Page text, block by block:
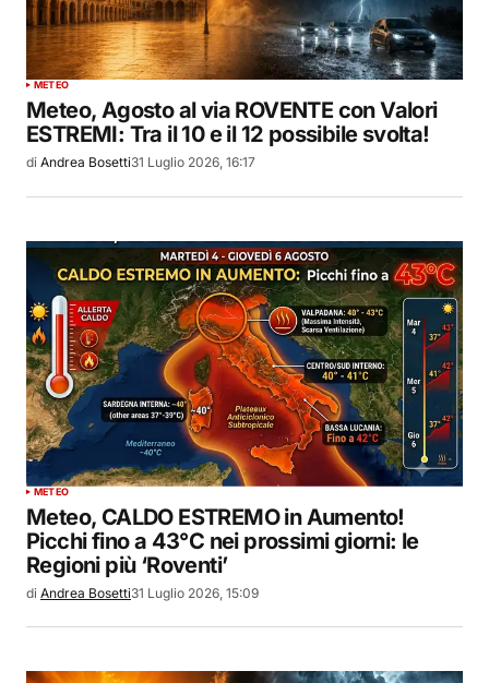
METEO
Meteo, Agosto al via ROVENTE con Valori
ESTREMI: Tra il 10 e il 12 possibile svolta!
di Andrea Bosetti31 Luglio 2026, 16:17
METEO
Meteo, CALDO ESTREMO in Aumento!
Picchi fino a 43°C nei prossimi giorni: le
Regioni più ‘Roventi’
di Andrea Bosetti31 Luglio 2026, 15:09